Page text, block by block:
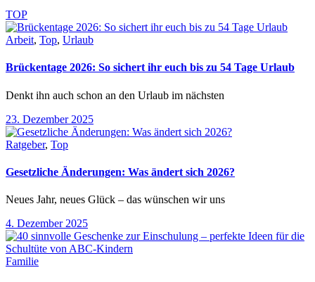
TOP
Arbeit, Top, Urlaub
Brückentage 2026: So sichert ihr euch bis zu 54 Tage Urlaub
Denkt ihn auch schon an den Urlaub im nächsten
23. Dezember 2025
Ratgeber, Top
Gesetzliche Änderungen: Was ändert sich 2026?
Neues Jahr, neues Glück – das wünschen wir uns
4. Dezember 2025
Familie